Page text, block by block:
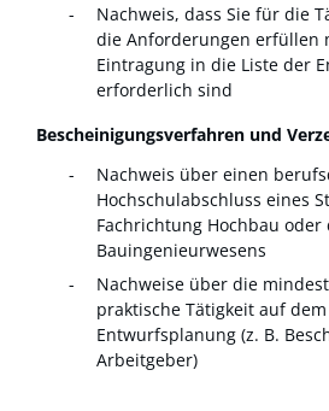
Nachweis, dass Sie für die
die Anforderungen erfüllen
Eintragung in die Liste der
erforderlich sind
Bescheinigungsverfahren und
Nachweis über einen
Hochschulabschluss eines
Fachrichtung Hochbau oder
Bauingenieurwesens
Nachweise über die
praktische Tätigkeit auf
Entwurfsplanung (z. B.
Arbeitgeber)